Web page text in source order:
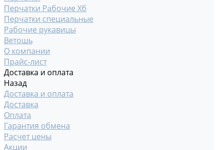
Перчатки Рабочие Хб
Перчатки специальные
Рабочие рукавицы
Ветошь
О компании
Прайс-лист
Доставка и оплата
Назад
Доставка и оплата
Доставка
Оплата
Гарантия обмена
Расчет цены
Акции